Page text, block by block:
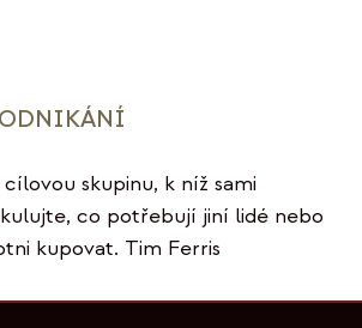
skupinu, k níž sami
co potřebují jiní lidé nebo
kupovat. Tim Ferris